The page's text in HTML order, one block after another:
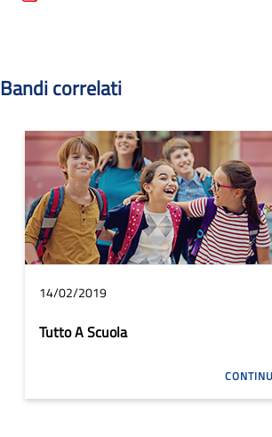
Bandi correlati
14/02/2019
Tutto A Scuola